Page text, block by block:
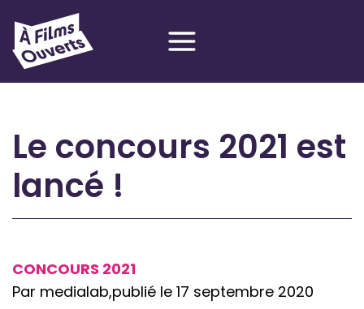
contenu
Le concours 2021 est
lancé !
CONCOURS 2021
Par medialab,publié le 17 septembre 2020